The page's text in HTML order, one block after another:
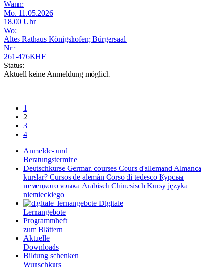
Wann:
Mo. 11.05.2026
18.00 Uhr
Wo:
Altes Rathaus Königshofen; Bürgersaal
Nr.:
261-476KHF
Status:
Aktuell keine Anmeldung möglich
1
2
3
4
Anmelde- und
Beratungstermine
Deutschkurse German courses Cours d'allemand Almanca
kurslar? Cursos de alemán Corso di tedesco Курсьы
немецкого яэыка Arabisch Chinesisch Kursy języka
niemieckiego
Digitale
Lernangebote
Programmheft
zum Blättern
Aktuelle
Downloads
Bildung schenken
Wunschkurs